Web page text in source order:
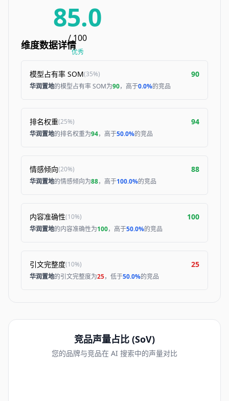
85.0
/ 100
优秀
维度数据详情
模型占有率 SOM(35%) 90
华润置地的模型占有率 SOM为90，高于0.0%的竞品
排名权重(25%) 94
华润置地的排名权重为94，高于50.0%的竞品
情感倾向(20%) 88
华润置地的情感倾向为88，高于100.0%的竞品
内容准确性(10%) 100
华润置地的内容准确性为100，高于50.0%的竞品
引文完整度(10%) 25
华润置地的引文完整度为25，低于50.0%的竞品
竞品声量占比 (SoV)
您的品牌与竞品在 AI 搜索中的声量对比